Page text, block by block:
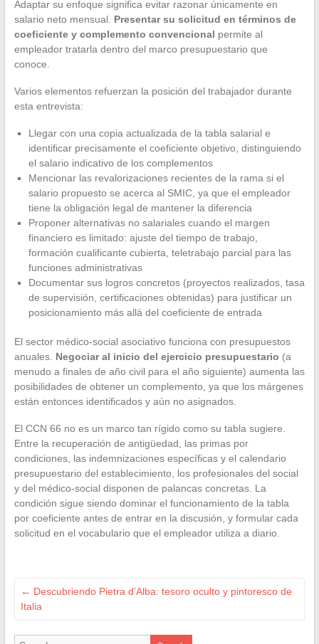
Adaptar su enfoque significa evitar razonar únicamente en
salario neto mensual. Presentar su solicitud en términos de
coeficiente y complemento convencional permite al
empleador tratarla dentro del marco presupuestario que
conoce.
Varios elementos refuerzan la posición del trabajador durante
esta entrevista:
Llegar con una copia actualizada de la tabla salarial e
identificar precisamente el coeficiente objetivo, distinguiendo
el salario indicativo de los complementos
Mencionar las revalorizaciones recientes de la rama si el
salario propuesto se acerca al SMIC, ya que el empleador
tiene la obligación legal de mantener la diferencia
Proponer alternativas no salariales cuando el margen
financiero es limitado: ajuste del tiempo de trabajo,
formación cualificante cubierta, teletrabajo parcial para las
funciones administrativas
Documentar sus logros concretos (proyectos realizados, tasa
de supervisión, certificaciones obtenidas) para justificar un
posicionamiento más allá del coeficiente de entrada
El sector médico-social asociativo funciona con presupuestos
anuales. Negociar al inicio del ejercicio presupuestario (a
menudo a finales de año civil para el año siguiente) aumenta las
posibilidades de obtener un complemento, ya que los márgenes
están entonces identificados y aún no asignados.
El CCN 66 no es un marco tan rígido como su tabla sugiere.
Entre la recuperación de antigüedad, las primas por
condiciones, las indemnizaciones específicas y el calendario
presupuestario del establecimiento, los profesionales del social
y del médico-social disponen de palancas concretas. La
condición sigue siendo dominar el funcionamiento de la tabla
por coeficiente antes de entrar en la discusión, y formular cada
solicitud en el vocabulario que el empleador utiliza a diario.
← Descubriendo Pietra d’Alba: tesoro oculto y pintoresco de
Italia